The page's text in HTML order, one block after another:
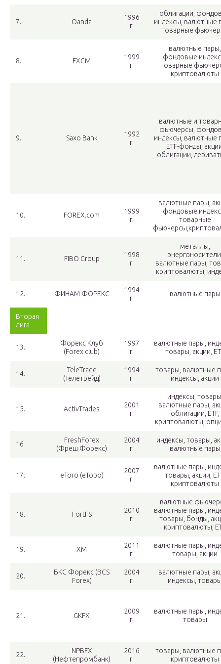
7. Oanda
1996
г.
облигации,
индексы, валютные
товарные
8. FXCM
1999
г.
валютные пары,
фондовые
товарные
криптовалюты
9. Saxo Bank
1992
г.
валютные и
фьючерсы,
индексы, валютные
ETF-фонды,
облигации,
10. FOREX.com
1999
г.
валютные пары,
фондовые
товарные
11. FIBO Group
1998
г.
металлы,
валютные пары,
криптовалюты,
12. ФИНАМ ФОРЕКС
1994
г.
валютные пары
Вторая
лига
13.
Форекс Клуб
(Forex club)
1997
г.
валютные пары,
товары, акции,
14.
TeleTrade
(Телетрейд)
1994
г.
товары, валютные
индексы, акции
15. ActivTrades
2001
г.
индексы,
валютные пары,
облигации, ETF,
криптовалюты,
16
FreshForex
(Фреш Форекс)
2004
г.
индексы, товары,
валютные пары
17. eToro (еТоро)
2007
г.
валютные пары,
товары, акции,
криптовалюты
18. FortFS
2010
г.
валютные
валютные пары,
товары, бонды,
криптовалюты,
19. XM
2011
г.
валютные пары,
товары, акции
20.
БКС Форекс (BCS
Forex)
2004
г.
валютные пары,
индексы,
21. GKFX
2009
г.
валютные пары,
товары
22.
NPBFX
(Нефтепромбанк)
2016
г.
товары, валютные
криптовалюты